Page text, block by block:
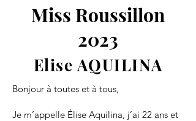
Miss Roussillon
2023
Elise AQUILINA
Bonjour à toutes et à tous,
Je m’appelle Élise Aquilina, j’ai 22 ans et